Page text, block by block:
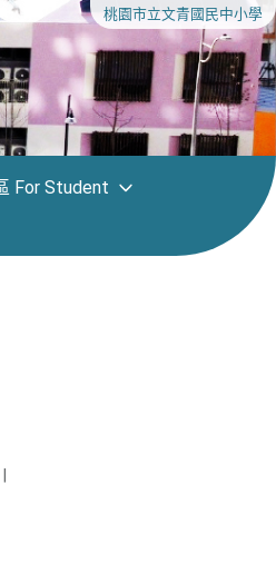
桃園市立文青國民中小學
For Student
|